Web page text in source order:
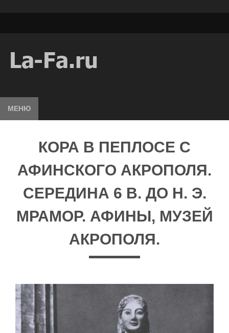
МЕНЮ
КОРА В ПЕПЛОСЕ С
АФИНСКОГО АКРОПОЛЯ.
СЕРЕДИНА 6 В. ДО Н. Э.
МРАМОР. АФИНЫ, МУЗЕЙ
АКРОПОЛЯ.